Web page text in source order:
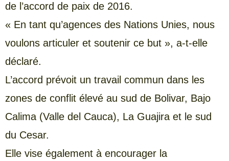
de l’accord de paix de 2016.
« En tant qu’agences des Nations Unies, nous
voulons articuler et soutenir ce but », a-t-elle
déclaré.
L’accord prévoit un travail commun dans les
zones de conflit élevé au sud de Bolivar, Bajo
Calima (Valle del Cauca), La Guajira et le sud
du Cesar.
Elle vise également à encourager la